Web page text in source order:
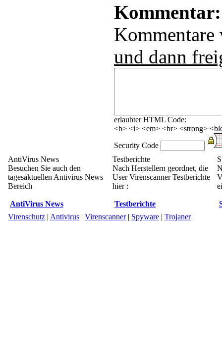
Kommentar:
und dann
erlaubter HTML Code:
<b> <i> <em> <br> <strong>
Security Code
AntiVirus News
Besuchen Sie auch den
tagesaktuellen Antivirus News
Bereich
AntiVirus News
Testberichte
Nach Herstellern geordnet, die
User Virenscanner Testberichte
hier :
Testberichte
Virenschutz | Antivirus | Virenscanner| Spyware | Trojaner